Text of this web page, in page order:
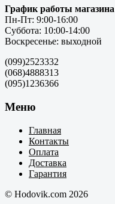
График работы магазина
Пн-Пт: 9:00-16:00
Суббота: 10:00-14:00
Воскресенье: выходной
(099)2523332
(068)4888313
(095)1236366
Меню
Главная
Контакты
Оплата
Доставка
Гарантия
© Hodovik.com 2026